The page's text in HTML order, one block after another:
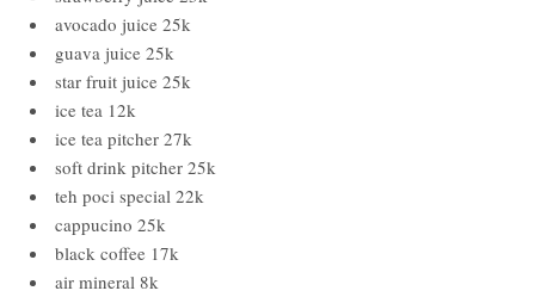
avocado juice 25k
guava juice 25k
star fruit juice 25k
ice tea 12k
ice tea pitcher 27k
soft drink pitcher 25k
teh poci special 22k
cappucino 25k
black coffee 17k
air mineral 8k